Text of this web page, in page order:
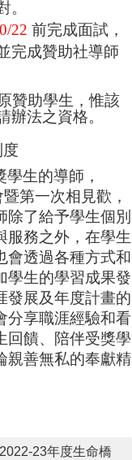
。
22 前完成面試，
完成贊助社導師
贊助學生，惟該
辦法之資格。
生的導師，
第一次相見歡，
除了給予學生個別
服務之外，在學生
會透過各種方式和
學生的學習成果發
發展及年度計畫的
分享職涯經驗和看
回饋、陪伴受獎學
親善無私的奉獻精
23年度生命橋